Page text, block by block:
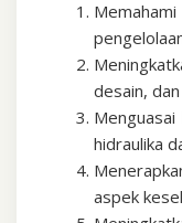
desain,
hidraulika
aspek